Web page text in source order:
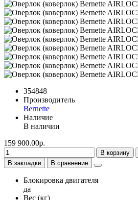
354848
Производитель
Bernette
Наличие
В наличии
159 900.00р.
В корзину
В закладки
В сравнение
Блокировка двигателя
да
Вес (кг)